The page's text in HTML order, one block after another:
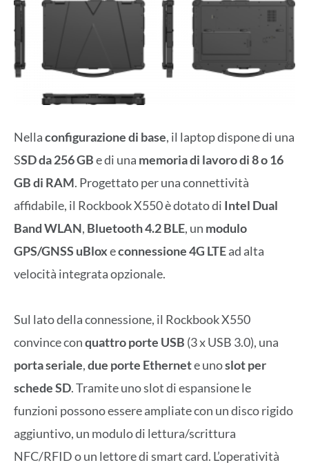
Nellaconfigurazione di base, il laptop dispone di una
SSD da 256 GBe di una memoria di lavoro di 8 o 16
GB di RAM. Progettato per una connettività
affidabile, il Rockbook X550 è dotato di Intel Dual
Band WLAN, Bluetooth 4.2 BLE, un modulo
GPS/GNSS uBloxeconnessione 4G LTEad alta
velocità integrata opzionale.
Sul lato della connessione, il Rockbook X550
convince conquattro porte USB (3 x USB 3.0), una
porta seriale,due porte Ethernete unoslot per
schede SD. Tramite uno slot di espansione le
funzioni possono essere ampliate con un disco rigido
aggiuntivo, un modulo di lettura/scrittura
NFC/RFID o un lettore di smart card. L’operatività